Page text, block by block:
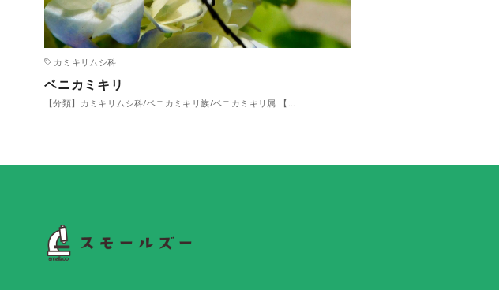
カミキリムシ科
ベニカミキリ
【分類】カミキリムシ科/ベニカミキリ族/ベニカミキリ属 【…